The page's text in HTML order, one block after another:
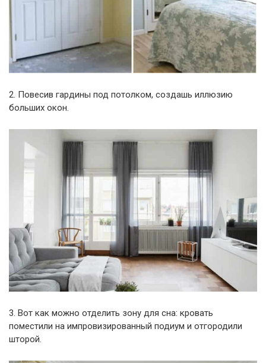
2. Повесив гардины под потолком, создашь иллюзию
больших окон.
3. Вот как можно отделить зону для сна: кровать
поместили на импровизированный подиум и отгородили
шторой.